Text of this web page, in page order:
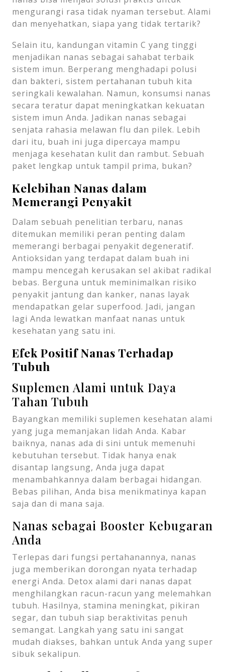
mengurangi rasa tidak nyaman tersebut. Alami
dan menyehatkan, siapa yang tidak tertarik?
Selain itu, kandungan vitamin C yang tinggi
menjadikan nanas sebagai sahabat terbaik
sistem imun. Berperang menghadapi polusi
dan bakteri, sistem pertahanan tubuh kita
seringkali kewalahan. Namun, konsumsi nanas
secara teratur dapat meningkatkan kekuatan
sistem imun Anda. Jadikan nanas sebagai
senjata rahasia melawan flu dan pilek. Lebih
dari itu, buah ini juga dipercaya mampu
menjaga kesehatan kulit dan rambut. Sebuah
paket lengkap untuk tampil prima, bukan?
Kelebihan Nanas dalam
Memerangi Penyakit
Dalam sebuah penelitian terbaru, nanas
ditemukan memiliki peran penting dalam
memerangi berbagai penyakit degeneratif.
Antioksidan yang terdapat dalam buah ini
mampu mencegah kerusakan sel akibat radikal
bebas. Berguna untuk meminimalkan risiko
penyakit jantung dan kanker, nanas layak
mendapatkan gelar superfood. Jadi, jangan
lagi Anda lewatkan manfaat nanas untuk
kesehatan yang satu ini.
Efek Positif Nanas Terhadap
Tubuh
Suplemen Alami untuk Daya
Tahan Tubuh
Bayangkan memiliki suplemen kesehatan alami
yang juga memanjakan lidah Anda. Kabar
baiknya, nanas ada di sini untuk memenuhi
kebutuhan tersebut. Tidak hanya enak
disantap langsung, Anda juga dapat
menambahkannya dalam berbagai hidangan.
Bebas pilihan, Anda bisa menikmatinya kapan
saja dan di mana saja.
Nanas sebagai Booster Kebugaran
Anda
Terlepas dari fungsi pertahanannya, nanas
juga memberikan dorongan nyata terhadap
energi Anda. Detox alami dari nanas dapat
menghilangkan racun-racun yang melemahkan
tubuh. Hasilnya, stamina meningkat, pikiran
segar, dan tubuh siap beraktivitas penuh
semangat. Langkah yang satu ini sangat
mudah diakses, bahkan untuk Anda yang super
sibuk sekalipun.